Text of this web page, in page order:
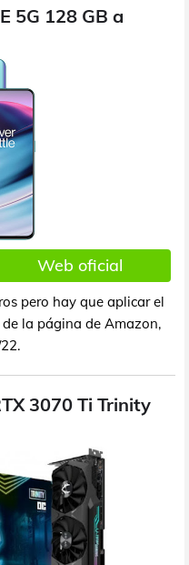
5G 128 GB a
Web oficial
pero hay que aplicar el
la página de Amazon,
3070 Ti Trinity